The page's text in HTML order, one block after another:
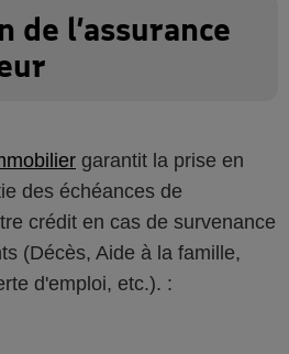
de l’assurance
garantit la prise en
des échéances de
crédit en cas de survenance
(Décès, Aide à la famille,
d'emploi, etc.). :